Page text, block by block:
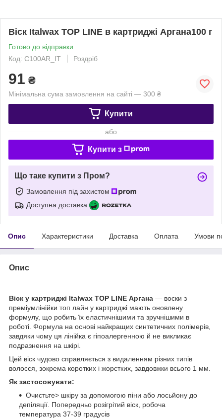
Віск Italwax TOP LINE в картриджі Аргана100 г
Готово до відправки
Код: C100AR_IT
Роздріб
91 ₴
Мінімальна сума замовлення на сайті — 300 ₴
Купити
або
Купити з
Що таке купити з Пром?
Замовлення під захистом
Доступна доставка
Опис Характеристики Доставка Оплата Умови
Опис
Віск у картриджі Italwax TOP LINE Аргана — воски з
преміумлінійки топ лайн у картриджі мають оновлену
формулу, що робить їх еластичнішими та зручнішими в
роботі. Формула на основі найкращих синтетичних полімерів,
завдяки чому ця лінійка є гіпоалергенною й не викликає
подразнення на шкірі.
Цей віск чудово справляється з видаленням різних типів
волосся, зокрема коротких і жорстких, завдовжки всього 1 мм.
Як застосовувати:
Очистьте> шкіру за допомогою піни або лосьйону до
депіляції. Попередньо розігрітий віск, робоча
температура 37-39 градусів